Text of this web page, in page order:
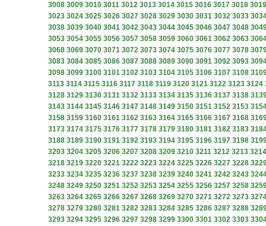
3008 3009 3010 3011 3012 3013 3014 3015 3016 3017 3018 3019
3023 3024 3025 3026 3027 3028 3029 3030 3031 3032 3033
3038 3039 3040 3041 3042 3043 3044 3045 3046 3047 3048
3053 3054 3055 3056 3057 3058 3059 3060 3061 3062 3063
3068 3069 3070 3071 3072 3073 3074 3075 3076 3077 3078
3083 3084 3085 3086 3087 3088 3089 3090 3091 3092 3093
3098 3099 3100 3101 3102 3103 3104 3105 3106 3107 3108
3113 3114 3115 3116 3117 3118 3119 3120 3121 3122 3123 3124
3128 3129 3130 3131 3132 3133 3134 3135 3136 3137 3138
3143 3144 3145 3146 3147 3148 3149 3150 3151 3152 3153
3158 3159 3160 3161 3162 3163 3164 3165 3166 3167 3168
3173 3174 3175 3176 3177 3178 3179 3180 3181 3182 3183
3188 3189 3190 3191 3192 3193 3194 3195 3196 3197 3198
3203 3204 3205 3206 3207 3208 3209 3210 3211 3212 3213 3214
3218 3219 3220 3221 3222 3223 3224 3225 3226 3227 3228
3233 3234 3235 3236 3237 3238 3239 3240 3241 3242 3243
3248 3249 3250 3251 3252 3253 3254 3255 3256 3257 3258
3263 3264 3265 3266 3267 3268 3269 3270 3271 3272 3273
3278 3279 3280 3281 3282 3283 3284 3285 3286 3287 3288
3293 3294 3295 3296 3297 3298 3299 3300 3301 3302 3303